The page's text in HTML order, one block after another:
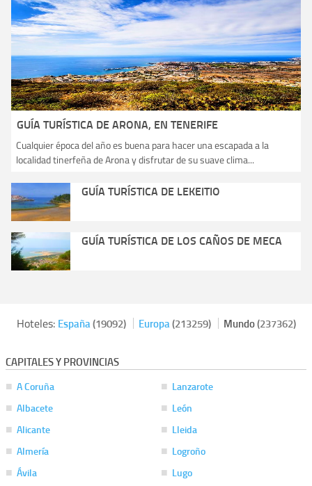
GUÍA TURÍSTICA DE ARONA, EN TENERIFE
Cualquier época del año es buena para hacer una escapada a la
localidad tinerfeña de Arona y disfrutar de su suave clima...
GUÍA TURÍSTICA DE LEKEITIO
GUÍA TURÍSTICA DE LOS CAÑOS DE MECA
Hoteles: España(19092) Europa(213259) Mundo(237362)
CAPITALES Y PROVINCIAS
A Coruña
Albacete
Alicante
Almería
Ávila
Lanzarote
León
Lleida
Logroño
Lugo